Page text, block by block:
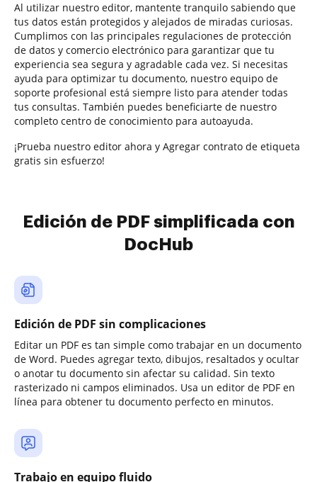
Al utilizar nuestro editor, mantente tranquilo sabiendo que
tus datos están protegidos y alejados de miradas curiosas.
Cumplimos con las principales regulaciones de protección
de datos y comercio electrónico para garantizar que tu
experiencia sea segura y agradable cada vez. Si necesitas
ayuda para optimizar tu documento, nuestro equipo de
soporte profesional está siempre listo para atender todas
tus consultas. También puedes beneficiarte de nuestro
completo centro de conocimiento para autoayuda.
¡Prueba nuestro editor ahora y Agregar contrato de etiqueta
gratis sin esfuerzo!
Edición de PDF simplificada con
DocHub
Edición de PDF sin complicaciones
Editar un PDF es tan simple como trabajar en un documento
de Word. Puedes agregar texto, dibujos, resaltados y ocultar
o anotar tu documento sin afectar su calidad. Sin texto
rasterizado ni campos eliminados. Usa un editor de PDF en
línea para obtener tu documento perfecto en minutos.
Trabajo en equipo fluido